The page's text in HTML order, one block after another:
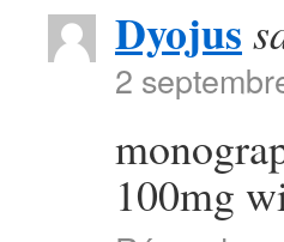
Dyojus
2
100mg